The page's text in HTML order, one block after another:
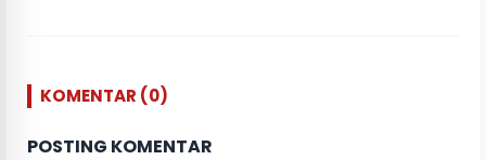
KOMENTAR (0)
POSTING KOMENTAR